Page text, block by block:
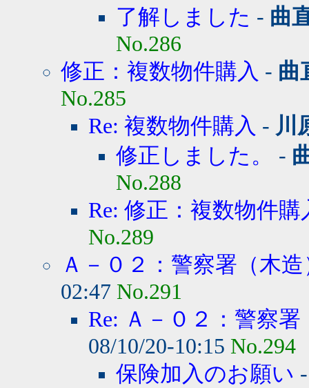
了解しました - 曲
No.286
修正：複数物件購入 - 曲
No.285
Re: 複数物件購入 - 川
修正しました。
-
No.288
Re: 修正：複数物件購
No.289
Ａ－０２：警察署（木
02:47 No.291
Re: Ａ－０２：警察署
08/10/20-10:15 No.294
保険加入のお願い